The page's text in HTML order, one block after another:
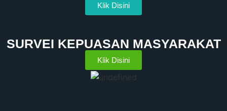
Klik Disini
SURVEI KEPUASAN MASYARAKAT
Klik Disini